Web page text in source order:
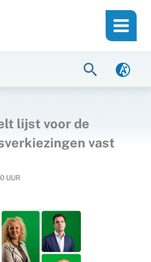
Zoeken
lijst voor de
vast
UUR